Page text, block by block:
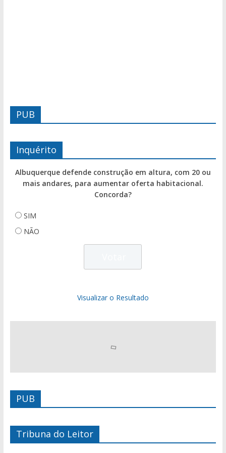
PUB
Inquérito
Albuquerque defende construção em altura, com 20 ou
mais andares, para aumentar oferta habitacional.
Concorda?
SIM
NÃO
Visualizar o Resultado
PUB
Tribuna do Leitor